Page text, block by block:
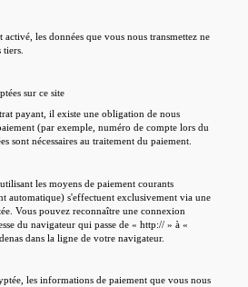
les données que vous nous transmettez ne
sur ce site
payant, il existe une obligation de nous
(par exemple, numéro de compte lors du
sont nécessaires au traitement du paiement.
les moyens de paiement courants
automatique) s'effectuent exclusivement via une
Vous pouvez reconnaître une connexion
du navigateur qui passe de « http:// » à «
dans la ligne de votre navigateur.
les informations de paiement que vous nous